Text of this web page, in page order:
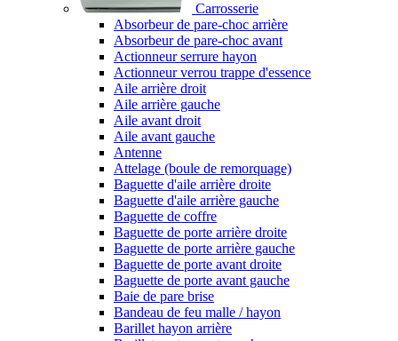
Carrosserie
Absorbeur de pare-choc arrière
Absorbeur de pare-choc avant
Actionneur serrure hayon
Actionneur verrou trappe d'essence
Aile arrière droit
Aile arrière gauche
Aile avant droit
Aile avant gauche
Antenne
Attelage (boule de remorquage)
Baguette d'aile arrière droite
Baguette d'aile arrière gauche
Baguette de coffre
Baguette de porte arrière droite
Baguette de porte arrière gauche
Baguette de porte avant droite
Baguette de porte avant gauche
Baie de pare brise
Bandeau de feu malle / hayon
Barillet hayon arrière